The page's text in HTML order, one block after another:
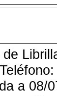
a 08/